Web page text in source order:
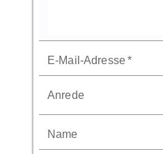
E-Mail-Adresse*
Anrede
Name